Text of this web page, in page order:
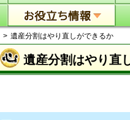
遺産分割はやり直しができるか
遺産分割はやり直